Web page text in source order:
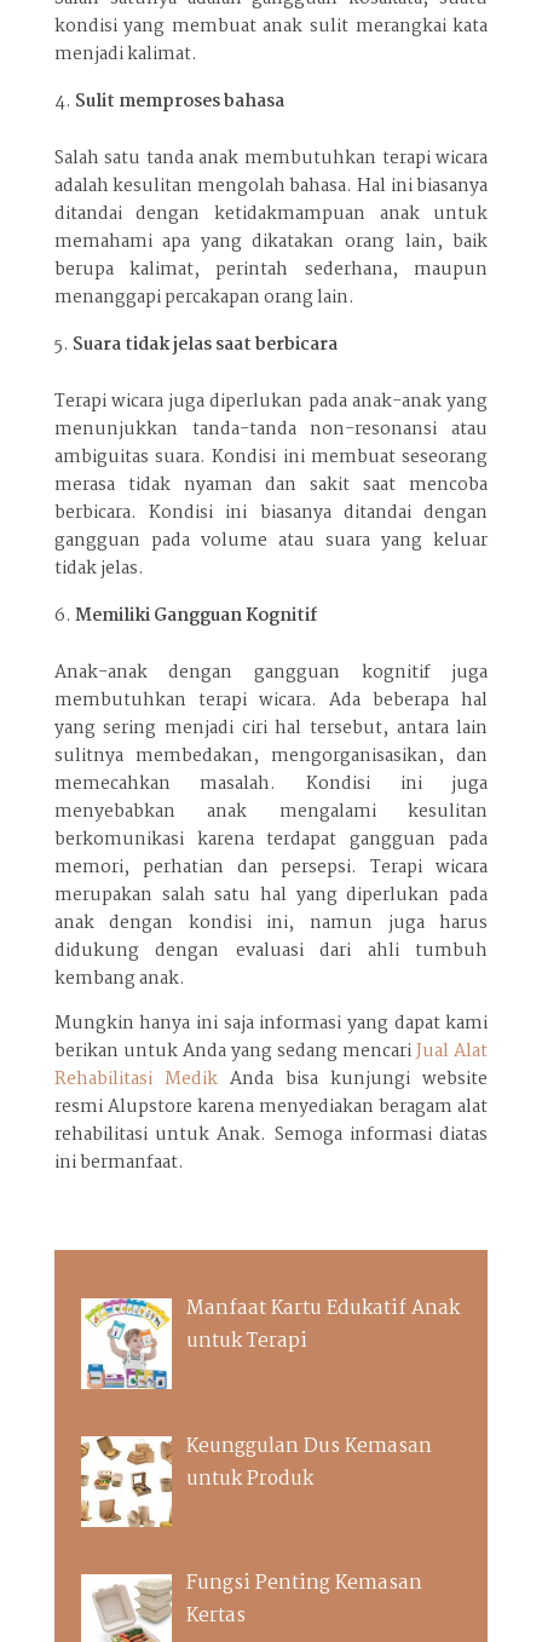
kondisi yang membuat anak sulit merangkai kata
menjadi kalimat.
Sulit memproses bahasa
Salah satu tanda anak membutuhkan terapi wicara
adalah kesulitan mengolah bahasa. Hal ini biasanya
ditandai dengan ketidakmampuan anak untuk
memahami apa yang dikatakan orang lain, baik
berupa kalimat, perintah sederhana, maupun
menanggapi percakapan orang lain.
Suara tidak jelas saat berbicara
Terapi wicara juga diperlukan pada anak-anak yang
menunjukkan tanda-tanda non-resonansi atau
ambiguitas suara. Kondisi ini membuat seseorang
merasa tidak nyaman dan sakit saat mencoba
berbicara. Kondisi ini biasanya ditandai dengan
gangguan pada volume atau suara yang keluar
tidak jelas.
Memiliki Gangguan Kognitif
Anak-anak dengan gangguan kognitif juga
membutuhkan terapi wicara. Ada beberapa hal
yang sering menjadi ciri hal tersebut, antara lain
sulitnya membedakan, mengorganisasikan, dan
memecahkan masalah. Kondisi ini juga
menyebabkan anak mengalami kesulitan
berkomunikasi karena terdapat gangguan pada
memori, perhatian dan persepsi. Terapi wicara
merupakan salah satu hal yang diperlukan pada
anak dengan kondisi ini, namun juga harus
didukung dengan evaluasi dari ahli tumbuh
kembang anak.
Mungkin hanya ini saja informasi yang dapat kami
berikan untuk Anda yang sedang mencariJual Alat
Rehabilitasi MedikAnda bisa kunjungi website
resmi Alupstore karena menyediakan beragam alat
rehabilitasi untuk Anak. Semoga informasi diatas
ini bermanfaat.
Manfaat Kartu Edukatif Anak
untuk Terapi
Keunggulan Dus Kemasan
untuk Produk
Fungsi Penting Kemasan
Kertas